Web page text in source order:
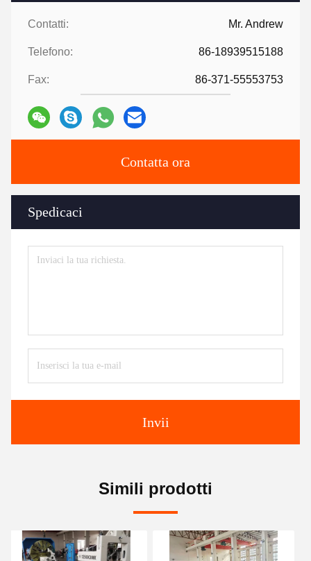
Contatti: Mr. Andrew
Telefono: 86-18939515188
Fax: 86-371-55553753
Contatta ora
Spedicaci
Invii
Simili prodotti